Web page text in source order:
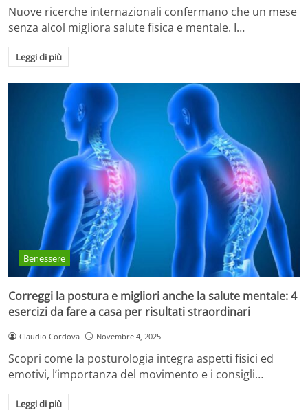
Nuove ricerche internazionali confermano che un mese
senza alcol migliora salute fisica e mentale. I…
Leggi di più
Benessere
Correggi la postura e migliori anche la salute mentale: 4
esercizi da fare a casa per risultati straordinari
Claudio Cordova Novembre 4, 2025
Scopri come la posturologia integra aspetti fisici ed
emotivi, l’importanza del movimento e i consigli…
Leggi di più